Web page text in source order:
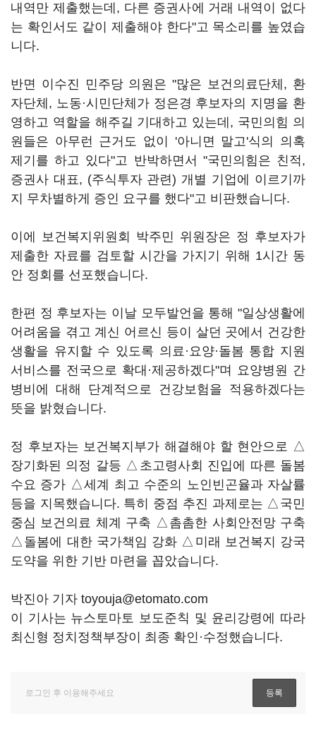
내역만 제출했는데, 다른 증권사에 거래 내역이 없다
는 확인서도 같이 제출해야 한다"고 목소리를 높였습
니다.
반면 이수진 민주당 의원은 "많은 보건의료단체, 환
자단체, 노동·시민단체가 정은경 후보자의 지명을 환
영하고 역할을 해주길 기대하고 있는데, 국민의힘 의
원들은 아무런 근거도 없이 '아니면 말고'식의 의혹
제기를 하고 있다"고 반박하면서 "국민의힘은 친적,
증권사 대표, (주식투자 관련) 개별 기업에 이르기까
지 무차별하게 증인 요구를 했다"고 비판했습니다.
이에 보건복지위원회 박주민 위원장은 정 후보자가
제출한 자료를 검토할 시간을 가지기 위해 1시간 동
안 정회를 선포했습니다.
한편 정 후보자는 이날 모두발언을 통해 "일상생활에
어려움을 겪고 계신 어르신 등이 살던 곳에서 건강한
생활을 유지할 수 있도록 의료·요양·돌봄 통합 지원
서비스를 전국으로 확대·제공하겠다"며 요양병원 간
병비에 대해 단계적으로 건강보험을 적용하겠다는
뜻을 밝혔습니다.
정 후보자는 보건복지부가 해결해야 할 현안으로 △
장기화된 의정 갈등 △초고령사회 진입에 따른 돌봄
수요 증가 △세계 최고 수준의 노인빈곤율과 자살률
등을 지목했습니다. 특히 중점 추진 과제로는 △국민
중심 보건의료 체계 구축 △촘촘한 사회안전망 구축
△돌봄에 대한 국가책임 강화 △미래 보건복지 강국
도약을 위한 기반 마련을 꼽았습니다.
박진아 기자 toyouja@etomato.com
이 기사는 뉴스토마토 보도준칙 및 윤리강령에 따라
최신형 정치정책부장이 최종 확인·수정했습니다.